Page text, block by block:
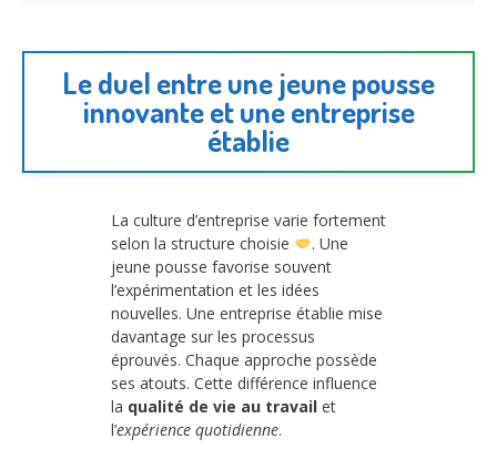
Le duel entre une jeune pousse
innovante et une entreprise
établie
La culture d’entreprise varie fortement
selon la structure choisie
. Une
jeune pousse favorise souvent
l’expérimentation et les idées
nouvelles. Une entreprise établie mise
davantage sur les processus
éprouvés. Chaque approche possède
ses atouts. Cette différence influence
la qualité de vie au travail et
l’expérience quotidienne.